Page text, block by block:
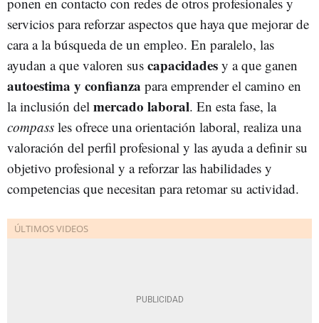
servicios para reforzar aspectos que haya que mejorar de
cara a la búsqueda de un empleo. En paralelo, las
ayudan a que valoren sus capacidades y a que ganen
autoestima y confianza para emprender el camino en
la inclusión del mercado laboral. En esta fase, la
compass les ofrece una orientación laboral, realiza una
valoración del perfil profesional y las ayuda a definir su
objetivo profesional y a reforzar las habilidades y
competencias que necesitan para retomar su actividad.